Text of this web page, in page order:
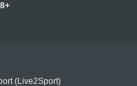
(Live2Sport)